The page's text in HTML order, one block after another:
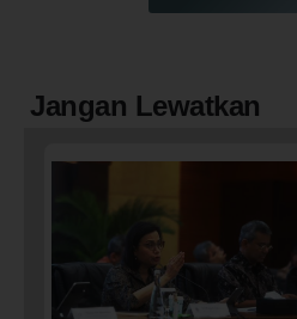
Jangan Lewatkan